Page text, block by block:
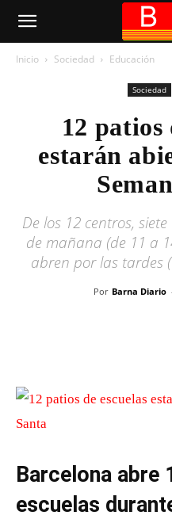
Inicio Sociedad Educación
Sociedad
12 patios
estarán
De los 12 centros,
de mañana (de 11 a
abren por las tardes
Por Barna Diario
Barcelona abre
escuelas